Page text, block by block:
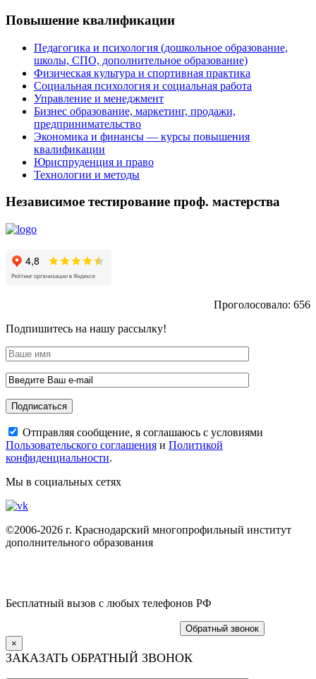
Повышение квалификации
Педагогика и психология (дошкольное образование,
школы, СПО, дополнительное образование)
Физическая культура и спортивная практика
Социальная психология и социальная работа
Управление и менеджмент
Бизнес образование, маркетинг, продажи,
предпринимательство
Экономика и финансы — курсы повышения
квалификации
Юриспруденция и право
Технологии и методы
Независимое тестирование проф. мастерства
Проголосовало: 656
Подпишитесь на нашу рассылку!
Отправляя сообщение, я соглашаюсь с условиями
Пользовательского соглашения и Политикой
конфиденциальности.
Мы в социальных сетях
©2006-2026 г. Краснодарский многопрофильный институт
дополнительного образования
Бесплатный вызов с любых телефонов РФ
Обратный звонок
×
ЗАКАЗАТЬ ОБРАТНЫЙ ЗВОНОК